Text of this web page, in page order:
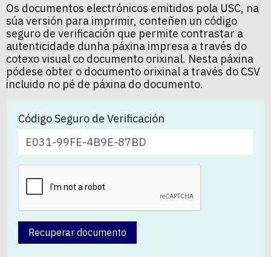
Os documentos electrónicos emitidos pola USC, na
súa versión para imprimir, conteñen un código
seguro de verificación que permite contrastar a
autenticidade dunha páxina impresa a través do
cotexo visual co documento orixinal. Nesta páxina
pódese obter o documento orixinal a través do CSV
incluido no pé de páxina do documento.
Código Seguro de Verificación
Recuperar documento